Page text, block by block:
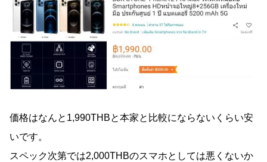
価格はなんと1,990THBと本家と比較にならないくらい安
いです。
スペック次第では2,000THBのスマホとしては悪くないか